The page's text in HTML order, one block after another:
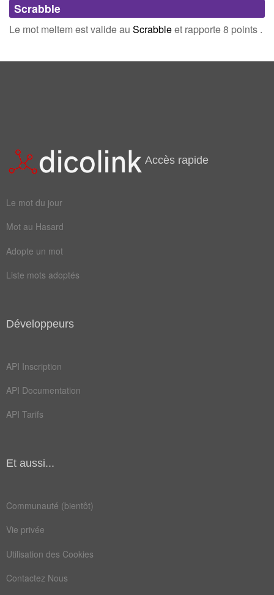
Connectez-vous inscrivez-vous
Scrabble
Le mot meltem est valide au Scrabbleet rapporte 8 points .
Accès rapide
Le mot du jour
Mot au Hasard
Adopte un mot
Liste mots adoptés
Développeurs
API Inscription
API Documentation
API Tarifs
Et aussi...
Communauté (bientôt)
Vie privée
Utilisation des Cookies
Contactez Nous